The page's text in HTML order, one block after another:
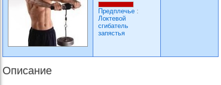
Предплечье :
Локтевой
сгибатель
запястья
Описание